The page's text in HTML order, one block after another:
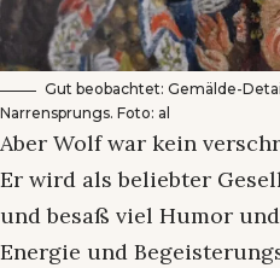
Gut beobachtet: Gemälde-
Narrensprungs. Foto: al
Aber Wolf war kein
Er wird als beliebter
und besaß viel Humor
Energie und